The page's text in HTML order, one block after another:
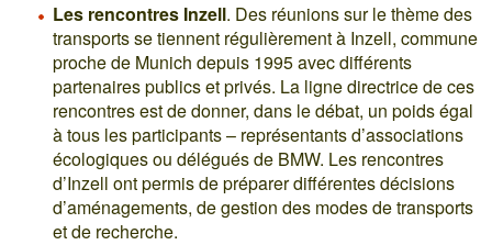
Les rencontres Inzell. Des réunions sur le thème des
transports se tiennent régulièrement à Inzell, commune
proche de Munich depuis 1995 avec différents
partenaires publics et privés. La ligne directrice de ces
rencontres est de donner, dans le débat, un poids égal
à tous les participants – représentants d’associations
écologiques ou délégués de BMW. Les rencontres
d’Inzell ont permis de préparer différentes décisions
d’aménagements, de gestion des modes de transports
et de recherche.